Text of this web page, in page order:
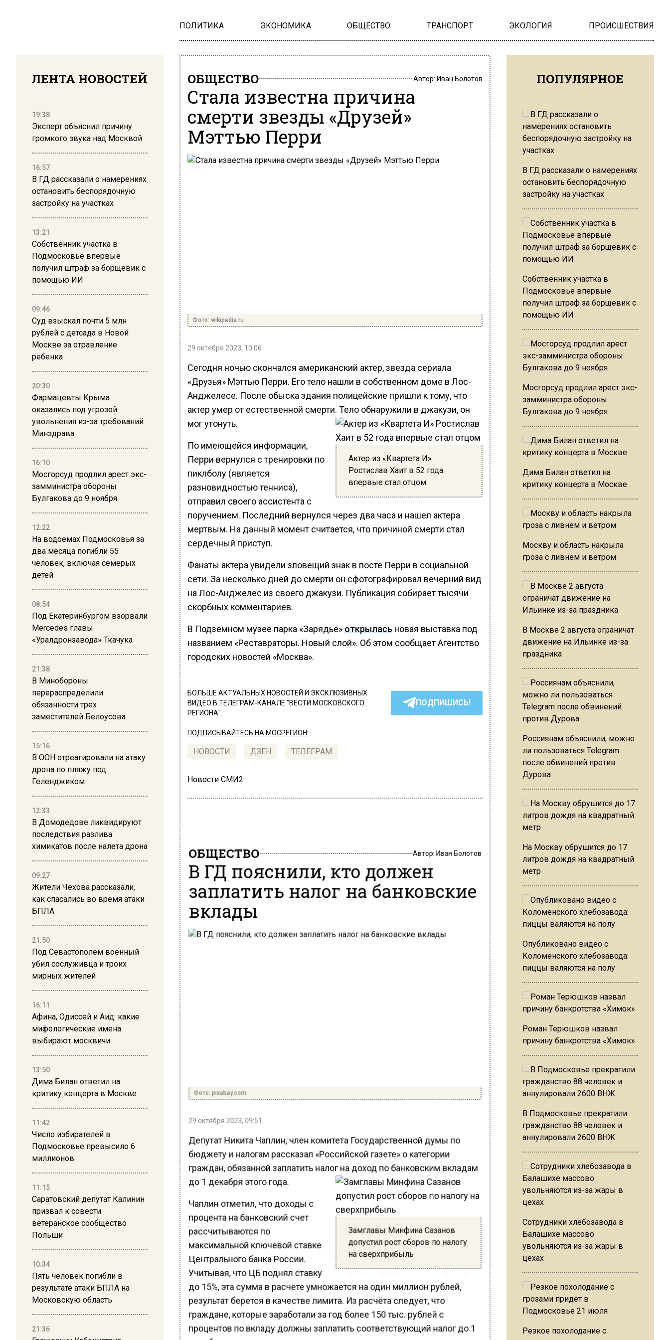
ПОЛИТИКА ЭКОНОМИКА ОБЩЕСТВО ТРАНСПОРТ ЭКОЛОГИЯ ПРОИСШЕСТВИЯ
ЛЕНТА НОВОСТЕЙ
19:38
Эксперт объяснил причину
громкого звука над Москвой
16:57
В ГД рассказали о намерениях
остановить беспорядочную
застройку на участках
13:21
Собственник участка в
Подмосковье впервые
получил штраф за борщевик с
помощью ИИ
09:46
Суд взыскал почти 5 млн
рублей с детсада в Новой
Москве за отравление
ребенка
20:30
Фармацевты Крыма
оказались под угрозой
увольнения из-за требований
Минздрава
16:10
Мосгорсуд продлил арест экс-
замминистра обороны
Булгакова до 9 ноября
12:22
На водоемах Подмосковья за
два месяца погибли 55
человек, включая семерых
детей
08:54
Под Екатеринбургом взорвали
Mercedes главы
«Уралдронзавода» Ткачука
21:38
В Минобороны
перераспределили
обязанности трех
заместителей Белоусова
15:16
В ООН отреагировали на атаку
дрона по пляжу под
Геленджиком
12:33
В Домодедове ликвидируют
последствия разлива
химикатов после налета дрона
09:27
Жители Чехова рассказали,
как спасались во время атаки
БПЛА
21:50
Под Севастополем военный
убил сослуживца и троих
мирных жителей
16:11
Афина, Одиссей и Аид: какие
мифологические имена
выбирают москвичи
13:50
Дима Билан ответил на
критику концерта в Москве
11:42
Число избирателей в
Подмосковье превысило 6
миллионов
11:15
Саратовский депутат Калинин
призвал к совести
ветеранское сообщество
Польши
10:34
Пять человек погибли в
результате атаки БПЛА на
Московскую область
21:36
ОБЩЕСТВО Автор: Иван Болотов
Стала известна причина
смерти звезды «Друзей»
Мэттью Перри
Фото: wikipedia.ru
29 октября 2023, 10:06
Сегодня ночью скончался американский актер, звезда сериала
«Друзья» Мэттью Перри. Его тело нашли в собственном доме в Лос-
Анджелесе. После обыска здания полицейские пришли к тому, что
актер умер от естественной смерти. Тело обнаружили в джакузи, он
мог утонуть.
Актер из «Квартета И»
Ростислав Хаит в 52 года
впервые стал отцом
По имеющейся информации,
Перри вернулся с тренировки по
пиклболу (является
разновидностью тенниса),
отправил своего ассистента с
поручением. Последний вернулся через два часа и нашел актера
мертвым. На данный момент считается, что причиной смерти стал
сердечный приступ.
Фанаты актера увидели зловещий знак в посте Перри в социальной
сети. За несколько дней до смерти он сфотографировал вечерний вид
на Лос-Анджелес из своего джакузи. Публикация собирает тысячи
скорбных комментариев.
В Подземном музее парка «Зарядье» открылась новая выставка под
названием «Реставраторы. Новый слой». Об этом сообщает Агентство
городских новостей «Москва».
БОЛЬШЕ АКТУАЛЬНЫХ НОВОСТЕЙ И ЭКСКЛЮЗИВНЫХ
ВИДЕО В ТЕЛЕГРАМ-КАНАЛЕ "ВЕСТИ МОСКОВСКОГО
РЕГИОНА".
ПОДПИШИСЬ!
ПОДПИСЫВАЙТЕСЬ НА МОСРЕГИОН:
НОВОСТИ ДЗЕН ТЕЛЕГРАМ
Новости СМИ2
ОБЩЕСТВО Автор:Иван Болотов
В ГД пояснили, кто должен
заплатить налог на банковские
вклады
Фото: pixabay.com
29 октября 2023, 09:51
Депутат Никита Чаплин, член комитета Государственной думы по
бюджету и налогам рассказал «Российской газете» о категории
граждан, обязанной заплатить налог на доход по банковским вкладам
до 1 декабря этого года.
Замглавы Минфина Сазанов
допустил рост сборов по налогу
на сверхприбыль
Чаплин отметил, что доходы с
процента на банковский счет
рассчитываются по
максимальной ключевой ставке
Центрального банка России.
Учитывая, что ЦБ поднял ставку
до 15%, эта сумма в расчёте умножается на один миллион рублей,
результат берется в качестве лимита. Из расчёта следует, что
граждане, которые заработали за год более 150 тыс. рублей с
процентов по вкладу должны заплатить соответствующий налог до 1
ПОПУЛЯРНОЕ
В ГД рассказали о намерениях
остановить беспорядочную
застройку на участках
Собственник участка в
Подмосковье впервые
получил штраф за борщевик с
помощью ИИ
Мосгорсуд продлил арест экс-
замминистра обороны
Булгакова до 9 ноября
Дима Билан ответил на
критику концерта в Москве
Москву и область накрыла
гроза с ливнем и ветром
В Москве 2 августа ограничат
движение на Ильинке из-за
праздника
Россиянам объяснили, можно
ли пользоваться Telegram
после обвинений против
Дурова
На Москву обрушится до 17
литров дождя на квадратный
метр
Опубликовано видео с
Коломенского хлебозавода:
пиццы валяются на полу
Роман Терюшков назвал
причину банкротства «Химок»
В Подмосковье прекратили
гражданство 88 человек и
аннулировали 2600 ВНЖ
Сотрудники хлебозавода в
Балашихе массово
увольняются из-за жары в
цехах
Резкое похолодание с